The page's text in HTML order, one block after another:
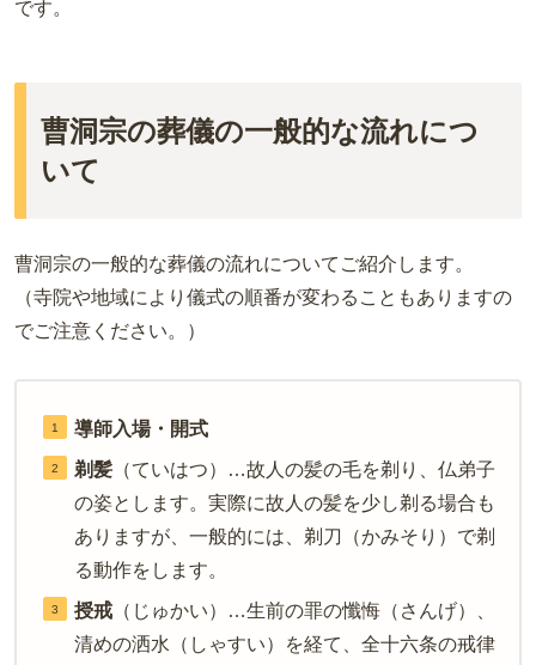
です。
曹洞宗の葬儀の一般的な流れにつ
いて
曹洞宗の一般的な葬儀の流れについてご紹介します。
（寺院や地域により儀式の順番が変わることもありますの
でご注意ください。）
導師入場・開式
剃髪 （ていはつ）…故人の髪の毛を剃り、仏弟子
の姿とします。実際に故人の髪を少し剃る場合も
ありますが、一般的には、剃刀（かみそり）で剃
る動作をします。
授戒 （じゅかい）…生前の罪の懺悔（さんげ）、
清めの洒水（しゃすい）を経て、全十六条の戒律